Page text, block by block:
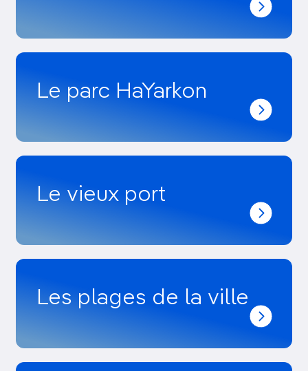
Le parc HaYarkon
Le vieux port
Les plages de la ville